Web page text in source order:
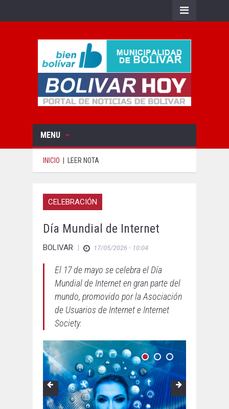
MENU
INICIO LEER NOTA
CELEBRACIÓN
Día Mundial de Internet
BOLIVAR | 17/05/2026 - 10:04
El 17 de mayo se celebra el Día
Mundial de Internet en gran parte del
mundo, promovido por la Asociación
de Usuarios de Internet e Internet
Society.